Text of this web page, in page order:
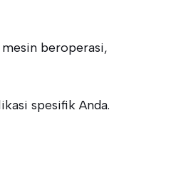
beroperasi,
spesifik Anda.